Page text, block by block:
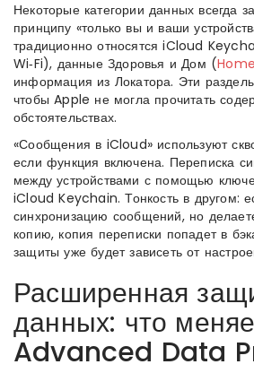
Некоторые категории данных всегда
принципу «только вы и ваши
традиционно относятся iCloud
Wi‑Fi), данные Здоровья и Дом (Home
информация из Локатора. Эти
чтобы Apple не могла прочитать
обстоятельствах.
«Сообщения в iCloud» используют
если функция включена. Переписка
между устройствами с помощью
iCloud Keychain. Тонкость в другом:
синхронизацию сообщений, но
копию, копия переписки попадет в
защиты уже будет зависеть от
Расширенная
данных: что
Advanced Data